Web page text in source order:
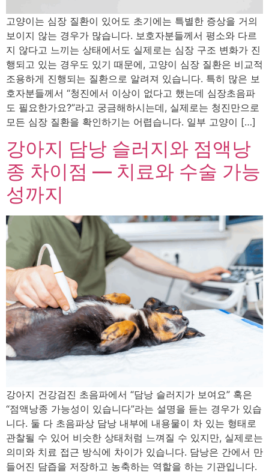
고양이는 심장 질환이 있어도 초기에는 특별한 증상을 거의
보이지 않는 경우가 많습니다. 보호자분들께서 평소와 다르
지 않다고 느끼는 상태에서도 실제로는 심장 구조 변화가 진
행되고 있는 경우도 있기 때문에, 고양이 심장 질환은 비교적
조용하게 진행되는 질환으로 알려져 있습니다. 특히 많은 보
호자분들께서 “청진에서 이상이 없다고 했는데 심장초음파
도 필요한가요?”라고 궁금해하시는데, 실제로는 청진만으로
모든 심장 질환을 확인하기는 어렵습니다. 일부 고양이 […]
강아지 담낭 슬러지와 점액낭
종 차이점 — 치료와 수술 가능
성까지
강아지 건강검진 초음파에서 “담낭 슬러지가 보여요” 혹은
“점액낭종 가능성이 있습니다”라는 설명을 듣는 경우가 있습
니다. 둘 다 초음파상 담낭 내부에 내용물이 차 있는 형태로
관찰될 수 있어 비슷한 상태처럼 느껴질 수 있지만, 실제로는
의미와 치료 접근 방식에 차이가 있습니다. 담낭은 간에서 만
들어진 담즙을 저장하고 농축하는 역할을 하는 기관입니다.